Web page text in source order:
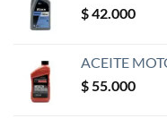
$42.000
ACEITE
$55.000